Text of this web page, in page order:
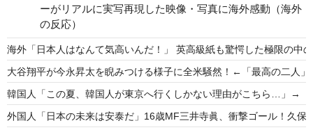
海外「日本人はなんて気高いんだ！」 英高級紙も驚愕した極限の中
大谷翔平が今永昇太を睨みつける様子に全米騒然！←「最高の二人」
韓国人「この夏、韓国人が東京へ行くしかない理由がこちら…」→
外国人「日本の未来は安泰だ」16歳MF三井寺眞、衝撃ゴール！久
ーがリアルに実写再現した映像・写真に海外感動（海外
の反応）